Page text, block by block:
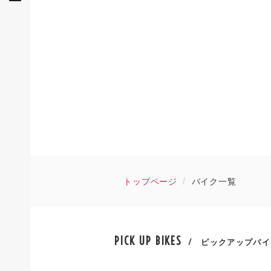
トップページ バイク一覧
PICK UP BIKES / ピックアップバ